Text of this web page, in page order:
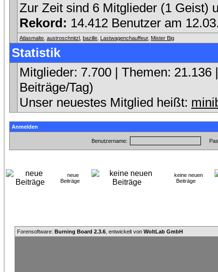
Zur Zeit sind 6 Mitglieder (1 Geist)
Rekord: 14.412 Benutzer am
Atlasmalte austroschnitzl bazille Lastwagenchauffeur, Mister Big
Statistik
Mitglieder: 7.700 | Themen:
Beiträge/Tag)
Unser neuestes Mitglied heißt:
Anmelden
Benutzername:
neue
Beiträge
keine neuen
Beiträge
Forensoftware: Burning Board 2.3.6 , entwickelt von WoltLab GmbH